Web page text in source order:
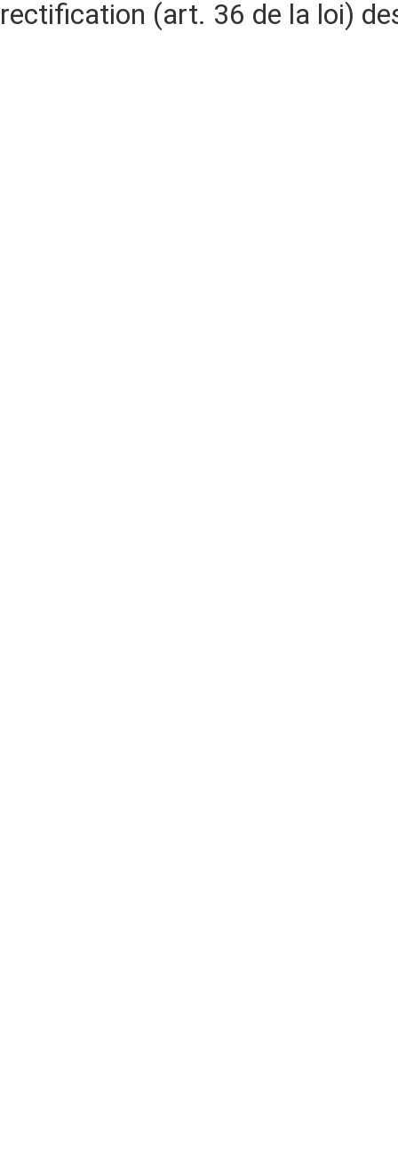
rectification (art. 36 de la loi)